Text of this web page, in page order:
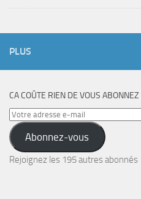
PLUS
CA COÛTE RIEN DE VOUS ABONNEZ
Votre
adresse
e-
mail
Abonnez-vous
Rejoignez les 195 autres abonnés